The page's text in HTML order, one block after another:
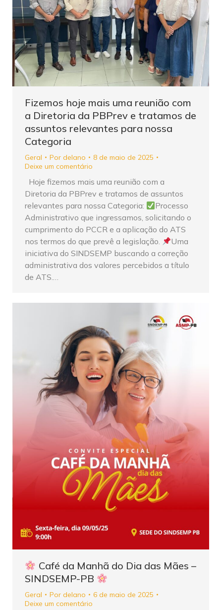
Fizemos hoje mais uma reunião com
a Diretoria da PBPrev e tratamos de
assuntos relevantes para nossa
Categoria
Geral Por delano
8 de maio de 2025
Deixe um comentário
Hoje fizemos mais uma reunião com a
Diretoria da PBPrev e tratamos de assuntos
relevantes para nossa Categoria:
Processo
Administrativo que ingressamos, solicitando o
cumprimento do PCCR e a aplicação do ATS
nos termos do que prevê a legislação.
Uma
iniciativa do SINDSEMP buscando a correção
administrativa dos valores percebidos a título
de ATS.…
Café da Manhã do Dia das Mães –
SINDSEMP-PB
Geral Por delano
6 de maio de 2025
Deixe um comentário